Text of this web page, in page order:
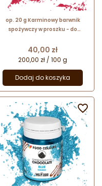
op. 20 g Karminowy barwnik
spożywczy w proszku - do
tłuszczu - WS-P-218 Food Colours
Cena
40,00 zł
200,00 zł / 100 g
Dodaj do koszyka
